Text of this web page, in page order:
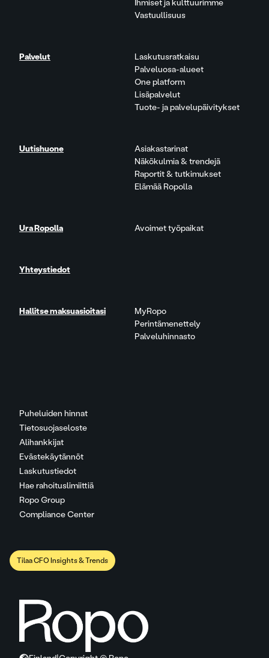
Puheluiden hinnat
Tietosuojaseloste
Alihankkijat
Evästekäytännöt
Laskutustiedot
Hae rahoituslimiittiä
Ropo Group
Compliance Center
Ihmiset ja kulttuurimme
Vastuullisuus
Palvelut
Laskutusratkaisu
Palveluosa-alueet
One platform
Lisäpalvelut
Tuote- ja palvelupäivitykset
Uutishuone
Asiakastarinat
Näkökulmia & trendejä
Raportit & tutkimukset
Elämää Ropolla
Ura Ropolla Avoimet työpaikat
Yhteystiedot
Hallitse maksuasioitasi
MyRopo
Perintämenettely
Palveluhinnasto
Tilaa CFO Insights & Trends